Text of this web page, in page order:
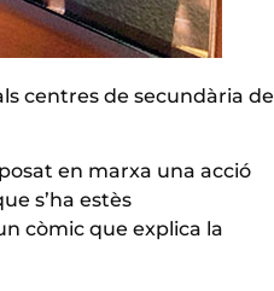
centres de secundària de
en marxa una acció
s’ha estès
còmic que explica la